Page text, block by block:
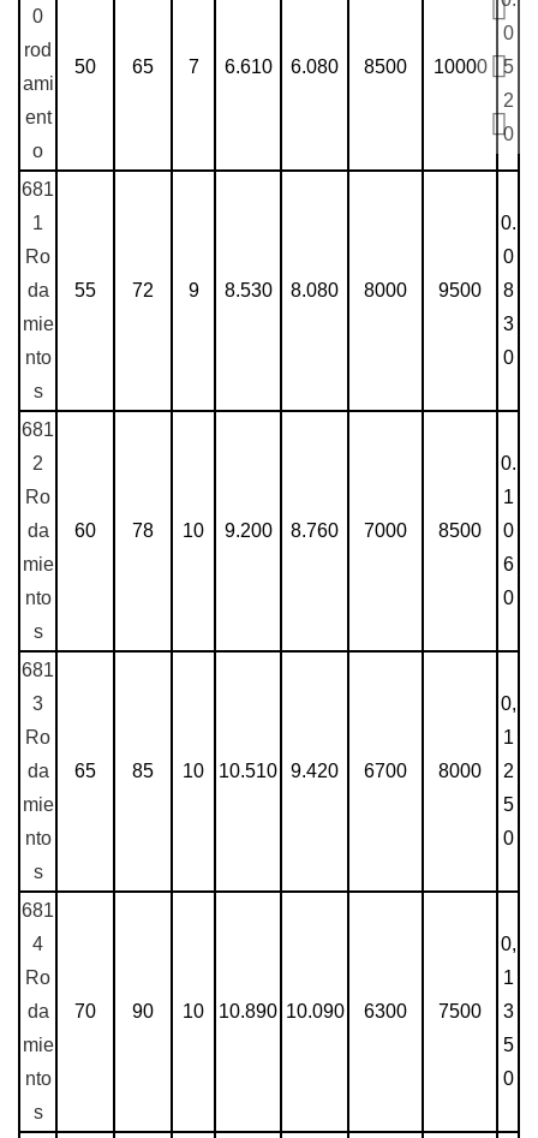
0
rod
ami
ent
o
50 65 7 6.610 6.080 8500 10000
0
5
2
0
681
1
Ro
da
mie
nto
s
55 72 9 8.530 8.080 8000 9500
0.
0
8
3
0
681
2
Ro
da
mie
nto
s
60 78 10 9.200 8.760 7000 8500
0.
1
0
6
0
681
3
Ro
da
mie
nto
s
65 85 10 10.510 9.420 6700 8000
0,
1
2
5
0
681
4
Ro
da
mie
nto
s
70 90 10 10.890 10.090 6300 7500
0,
1
3
5
0